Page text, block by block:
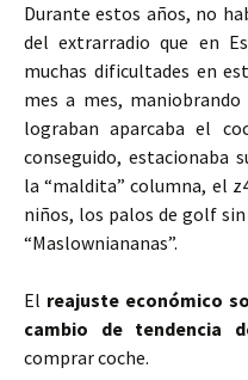
Durante estos años, no
del extrarradio que en
muchas dificultades en
mes a mes,
lograban aparcaba el
conseguido, estacionaba
la “maldita” columna, el
niños, los palos de golf
“Maslowniananas”.
El reajuste económico
cambio de tendencia
comprar coche.